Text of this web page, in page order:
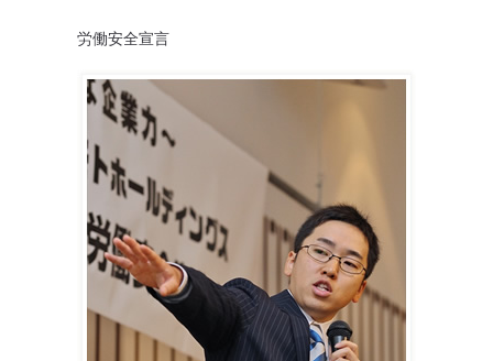
労働安全宣言